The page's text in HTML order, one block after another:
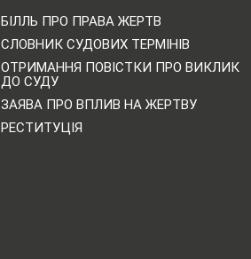
БІЛЛЬ ПРО ПРАВА ЖЕРТВ
СЛОВНИК СУДОВИХ ТЕРМІНІВ
ОТРИМАННЯ ПОВІСТКИ ПРО ВИКЛИК
ДО СУДУ
ЗАЯВА ПРО ВПЛИВ НА ЖЕРТВУ
РЕСТИТУЦІЯ